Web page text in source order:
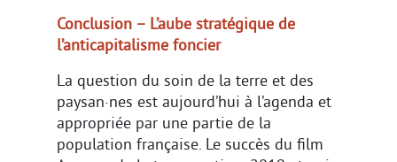
Conclusion – L’aube stratégique de
l’anticapitalisme foncier
La question du soin de la terre et des
paysan·nes est aujourd’hui à l’agenda et
appropriée par une partie de la
population française. Le succès du film